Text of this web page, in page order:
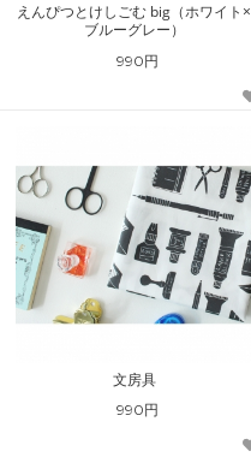
えんぴつとけしごむ big（ホワイト×
ブルーグレー）
990円
文房具
990円